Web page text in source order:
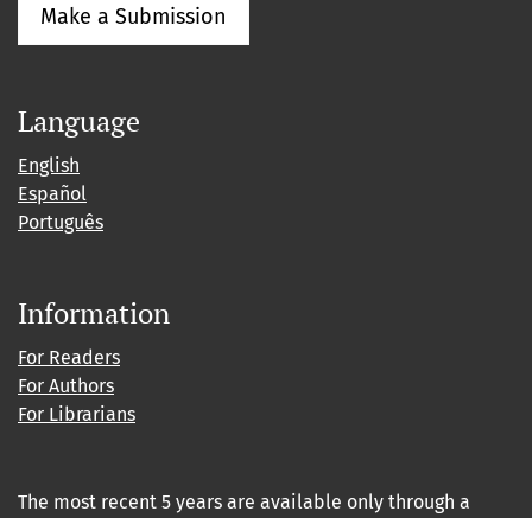
Make a Submission
Language
English
Español
Português
Information
For Readers
For Authors
For Librarians
The most recent 5 years are available only through a